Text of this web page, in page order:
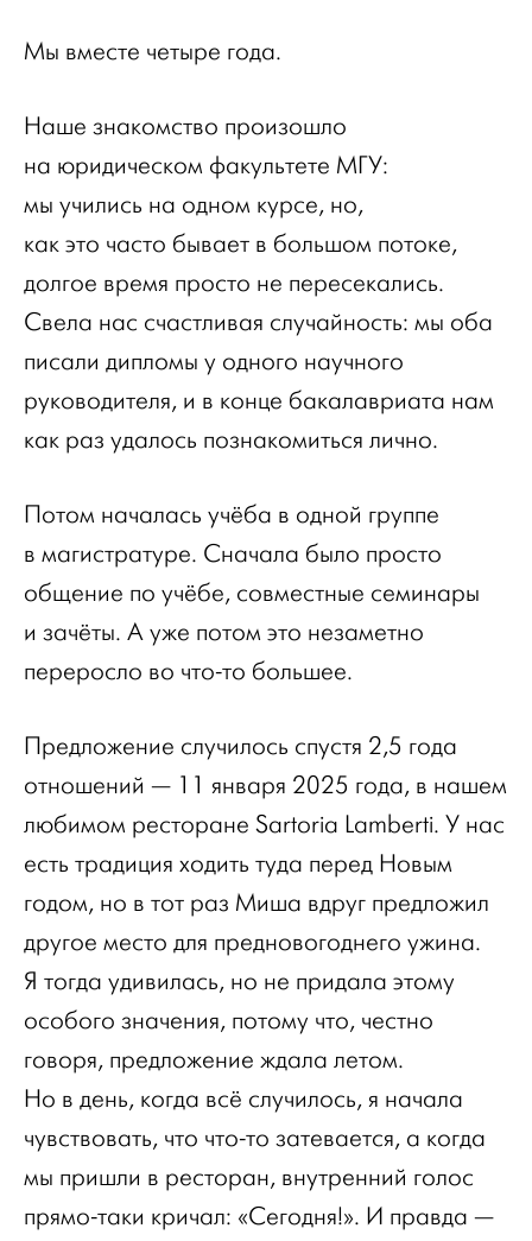
Мы вместе четыре года.
Наше знакомство произошло
на юридическом факультете МГУ:
мы учились на одном курсе, но,
как это часто бывает в большом потоке,
долгое время просто не пересекались.
Свела нас счастливая случайность: мы оба
писали дипломы у одного научного
руководителя, и в конце бакалавриата нам
как раз удалось познакомиться лично.
Потом началась учёба в одной группе
в магистратуре. Сначала было просто
общение по учёбе, совместные семинары
и зачёты. А уже потом это незаметно
переросло во что-то большее.
Предложение случилось спустя 2,5 года
отношений — 11 января 2025 года, в нашем
любимом ресторане Sartoria Lamberti. У нас
есть традиция ходить туда перед Новым
годом, но в тот раз Миша вдруг предложил
другое место для предновогоднего ужина.
Я тогда удивилась, но не придала этому
особого значения, потому что, честно
говоря, предложение ждала летом.
Но в день, когда всё случилось, я начала
чувствовать, что что-то затевается, а когда
мы пришли в ресторан, внутренний голос
прямо-таки кричал: «Сегодня!». И правда —